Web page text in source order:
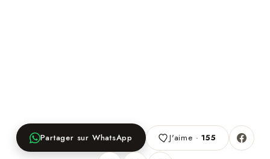
Partager sur WhatsApp J'aime ·155